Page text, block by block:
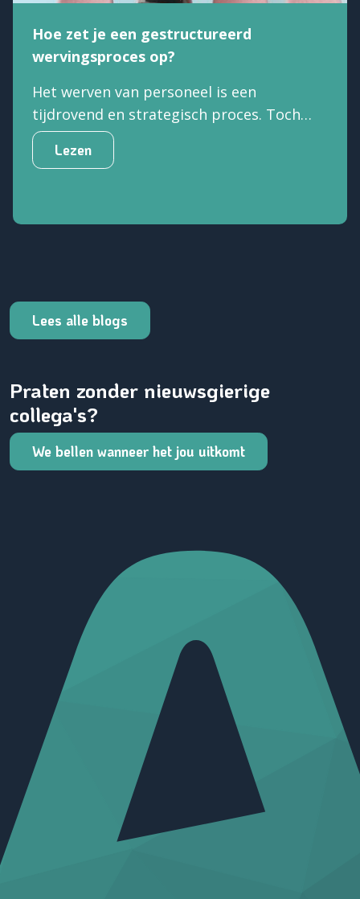
Hoe zet je een gestructureerd
wervingsproces op?
Het werven van personeel is een
tijdrovend en strategisch proces. Toch
blijkt in de praktijk dat veel organisaties
hun wervingsproces niet helemaal op
Lezen
Lees alle blogs
Praten zonder nieuwsgierige
collega's?
We bellen wanneer het jou uitkomt